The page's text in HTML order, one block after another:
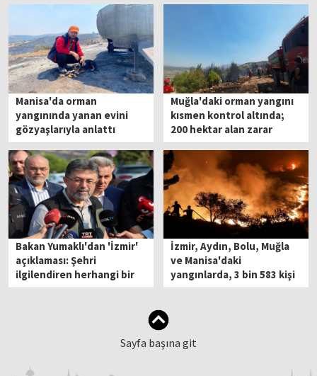
Manisa'da orman
yangınında yanan evini
gözyaşlarıyla anlattı
Muğla'daki orman yangını
kısmen kontrol altında;
200 hektar alan zarar
gördü
Bakan Yumaklı'dan 'İzmir'
açıklaması: Şehri
ilgilendiren herhangi bir
husus kalmadı
İzmir, Aydın, Bolu, Muğla
ve Manisa'daki
yangınlarda, 3 bin 583 kişi
güvenli alanlara tahliye
Sayfa başına git